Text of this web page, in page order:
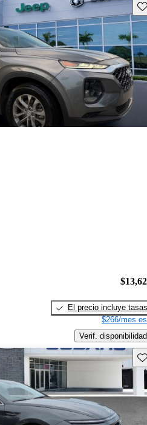
El precio incluye tasas
$266/mes
Verif. disponibilidad